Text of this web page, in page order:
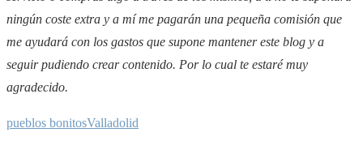
ningún coste extra y a mí me pagarán una pequeña comisión que
me ayudará con los gastos que supone mantener este blog y a
seguir pudiendo crear contenido. Por lo cual te estaré muy
agradecido.
pueblos bonitosValladolid